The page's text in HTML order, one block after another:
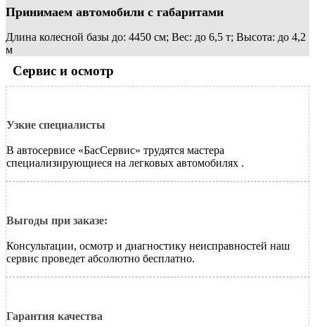
Принимаем автомобили с габаритами
Длина колесной базы до: 4450 см; Вес: до 6,5 т; Высота: до 4,2
м
Сервис и осмотр
Узкие специалисты
В автосервисе «БасСервис» трудятся мастера
специализирующиеся на легковых автомобилях .
Выгоды при заказе:
Консультации, осмотр и диагностику неисправностей наш
сервис проведет абсолютно бесплатно.
Гарантия качества